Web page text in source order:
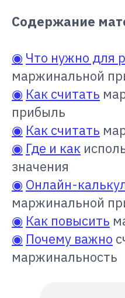
Содержание
◉ Что нужно для
маржинальной
◉ Как считать
прибыль
◉ Как считать
◉ Где и как
значения
◉ Онлайн-
маржинальной
◉ Как повысить
◉ Почему важно
маржинальность